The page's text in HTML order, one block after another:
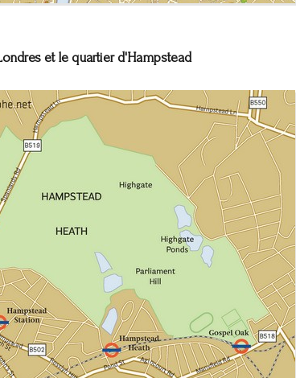
et le quartier d'Hampstead